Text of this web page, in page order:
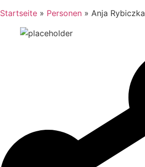
Startseite » Personen » Anja Rybiczka